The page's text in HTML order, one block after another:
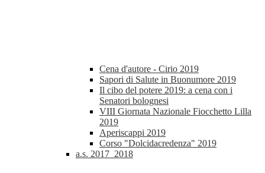
Cena d'autore - Cirio 2019
Sapori di Salute in Buonumore 2019
Il cibo del potere 2019: a cena con i
Senatori bolognesi
VIII Giornata Nazionale Fiocchetto Lilla
2019
Aperiscappi 2019
Corso "Dolcidacredenza" 2019
a.s. 2017_2018